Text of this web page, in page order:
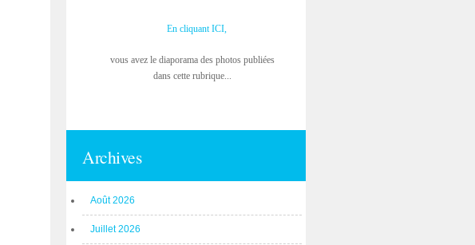
En cliquant ICI,
vous avez le diaporama des photos publiées
dans cette rubrique...
Archives
Août 2026
Juillet 2026